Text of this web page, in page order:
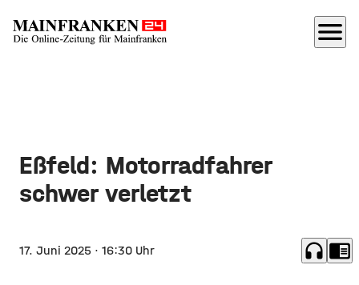
menu
Eßfeld: Motorradfahrer
schwer verletzt
17. Juni 2025 · 16:30 Uhr headphones chrome_reader_mode